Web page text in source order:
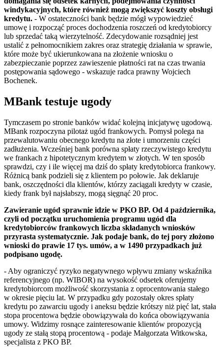
windykacyjnych, które również mogą zwiększyć koszty obsługi
kredytu. - W ostateczności bank będzie mógł wypowiedzieć
umowę i rozpocząć proces dochodzenia roszczeń od kredytobiorcy
lub sprzedać taką wierzytelność. Zdecydowanie rozsądniej jest
ustalić z pełnomocnikiem zakres oraz strategię działania w sprawie,
które może być ukierunkowana na złożenie wniosku o
zabezpieczanie poprzez zawieszenie płatności rat na czas trwania
postępowania sądowego - wskazuje radca prawny Wojciech
Bochenek.
MBank testuje ugody
Tymczasem po stronie banków widać kolejną inicjatywę ugodową.
MBank rozpoczyna pilotaż ugód frankowych. Pomysł polega na
przewalutowaniu obecnego kredytu na złote i umorzeniu części
zadłużenia. Wcześniej bank porówna spłaty rzeczywistego kredytu
we frankach z hipotetycznym kredytem w złotych. W ten sposób
sprawdzi, czy i ile więcej ma dziś do spłaty kredytobiorca frankowy.
Różnicą bank podzieli się z klientem po połowie. Jak deklaruje
bank, oszczędności dla klientów, którzy zaciągali kredyty w czasie,
kiedy frank był najsłabszy, mogą sięgnąć 20 proc.
Zawieranie ugód sprawnie idzie w PKO BP. Od 4 października,
czyli od początku uruchomienia programu ugód dla
kredytobiorców frankowych liczba składanych wniosków
przyrasta systematycznie. Jak podaje bank, do tej pory złożono
wnioski do prawie 17 tys. umów, a w 1490 przypadkach już
podpisano ugodę.
- Aby ograniczyć ryzyko negatywnego wpływu zmiany wskaźnika
referencyjnego (np. WIBOR) na wysokość odsetek oferujemy
kredytobiorcom możliwość skorzystania z oprocentowania stałego
w okresie pięciu lat. W przypadku gdy pozostały okres spłaty
kredytu po zawarciu ugody i aneksu będzie krótszy niż pięć lat, stała
stopa procentowa będzie obowiązywała do końca obowiązywania
umowy. Widzimy rosnące zainteresowanie klientów propozycją
ugody ze stałą stopą procentową - podaje Małgorzata Witkowska,
specjalista z PKO BP.